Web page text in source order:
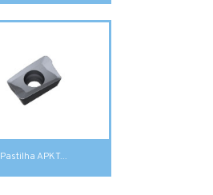
Pastilha APKT...